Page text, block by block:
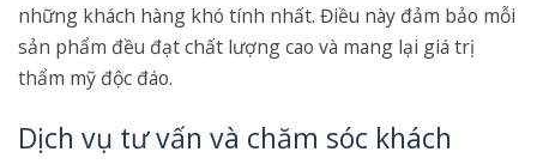
những khách hàng khó tính nhất. Điều này đảm bảo mỗi
sản phẩm đều đạt chất lượng cao và mang lại giá trị
thẩm mỹ độc đáo.
Dịch vụ tư vấn và chăm sóc khách